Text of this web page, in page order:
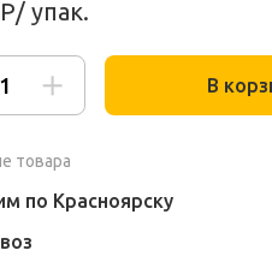
Р/ упак.
В
товара
по Красноярску